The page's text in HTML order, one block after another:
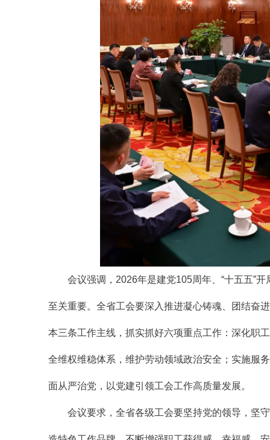
会议强调，2026年是建党105周年、“十五五”
至关重要。全省工会要深入推进凝心铸魂、团结奋
本三条工作主线，抓实抓好六项重点工作：深化职
全维权维稳体系，维护劳动领域政治安全；实施服
面从严治党，以党建引领工会工作高质量发展。
会议要求，全省各级工会要坚持党的领导，坚